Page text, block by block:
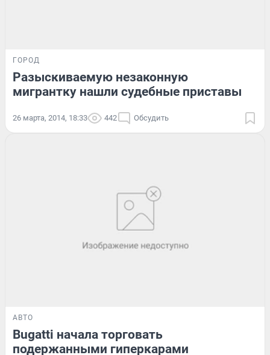
ГОРОД
Разыскиваемую незаконную
мигрантку нашли судебные приставы
26 марта, 2014, 18:33 442 Обсудить
АВТО
Bugatti начала торговать
подержанными гиперкарами